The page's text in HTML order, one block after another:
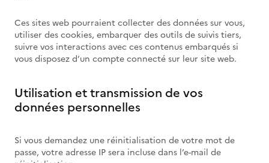
Ces sites web pourraient collecter des données sur vous,
utiliser des cookies, embarquer des outils de suivis tiers,
suivre vos interactions avec ces contenus embarqués si
vous disposez d’un compte connecté sur leur site web.
Utilisation et transmission de vos
données personnelles
Si vous demandez une réinitialisation de votre mot de
passe, votre adresse IP sera incluse dans l’e-mail de